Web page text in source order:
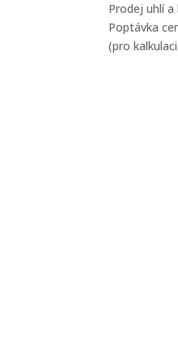
Prodej uhlí a
Poptávka
(pro